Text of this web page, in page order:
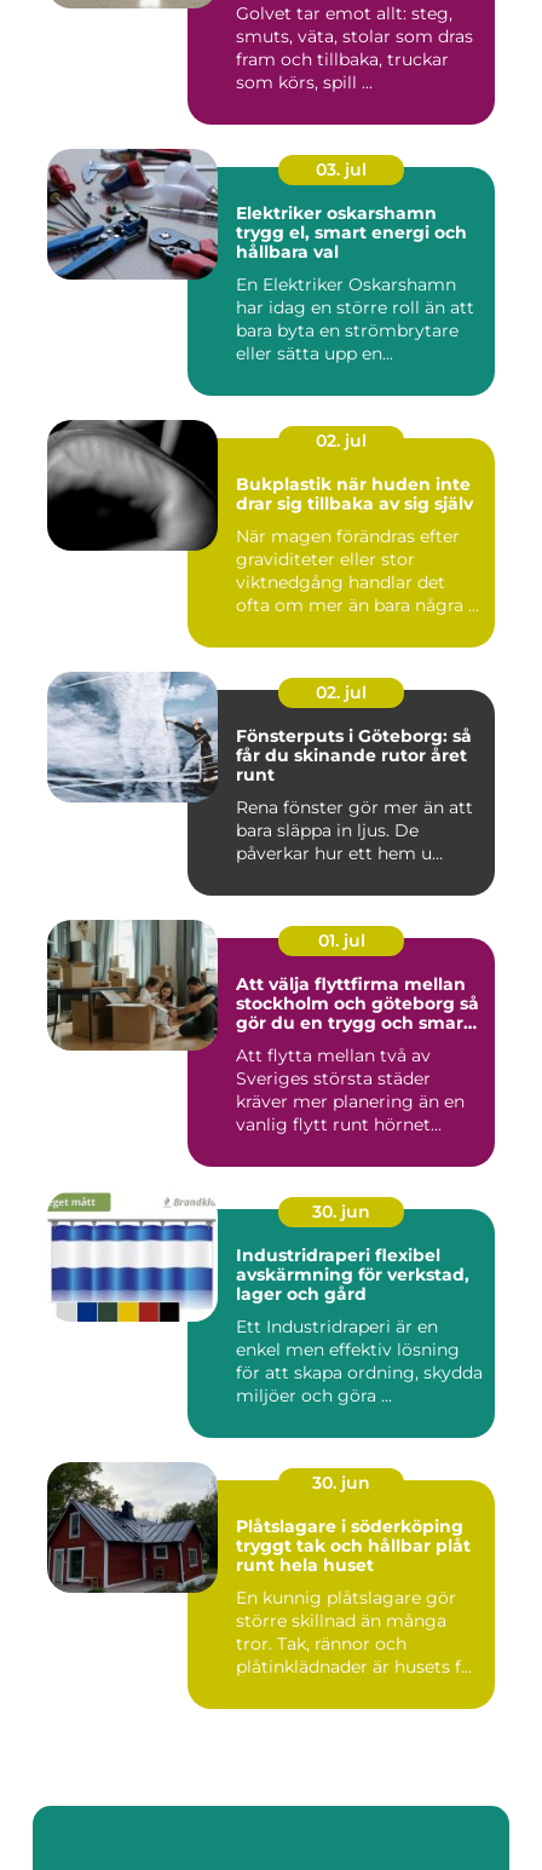
Golvet tar emot allt: steg,
smuts, väta, stolar som dras
fram och tillbaka, truckar
som körs, spill ...
03. jul
Elektriker oskarshamn
trygg el, smart energi och
hållbara val
En Elektriker Oskarshamn
har idag en större roll än att
bara byta en strömbrytare
eller sätta upp en...
02. jul
Bukplastik när huden inte
drar sig tillbaka av sig själv
När magen förändras efter
graviditeter eller stor
viktnedgång handlar det
ofta om mer än bara några ...
02. jul
Fönsterputs i Göteborg: så
får du skinande rutor året
runt
Rena fönster gör mer än att
bara släppa in ljus. De
påverkar hur ett hem u...
01. jul
Att välja flyttfirma mellan
stockholm och göteborg så
gör du en trygg och smart
Att flytta mellan två av
Sveriges största städer
kräver mer planering än en
vanlig flytt runt hörnet...
30. jun
Industridraperi flexibel
avskärmning för verkstad,
lager och gård
Ett Industridraperi är en
enkel men effektiv lösning
för att skapa ordning, skydda
miljöer och göra ...
30. jun
Plåtslagare i söderköping
tryggt tak och hållbar plåt
runt hela huset
En kunnig plåtslagare gör
större skillnad än många
tror. Tak, rännor och
plåtinklädnader är husets f...